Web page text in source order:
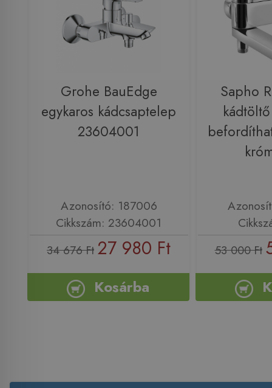
Grohe BauEdge
egykaros kádcsaptelep
23604001
Azonosító: 187006
Cikkszám: 23604001
34 676 Ft 27 980 Ft
Kosárba
Sapho
53 000 Ft